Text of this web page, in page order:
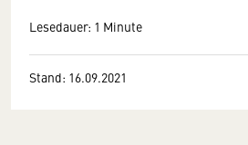
Lesedauer: 1 Minute
Stand: 16.09.2021